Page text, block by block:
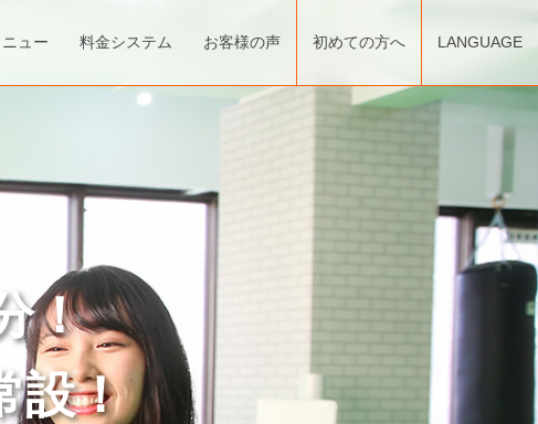
ュー 料金システム お客様の声 初めての方へ LANGUAGE
！
設！